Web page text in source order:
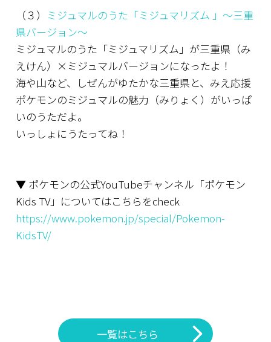
新着情報
（３） ミジュマルのうた「ミジュマリズム 」～三重
県バージョン～
ミジュマルのうた「ミジュマリズム」が三重県（み
えけん）×ミジュマルバージョンになったよ！
海や山など、しぜんがゆたかな三重県と、みえ応援
ポケモンのミジュマルの魅力（みりょく）がいっぱ
いのうただよ。
いっしょにうたってね！
▼ ポケモンの公式YouTubeチャンネル「ポケモン
Kids TV」についてはこちらをcheck
https://www.pokemon.jp/special/Pokemon-
KidsTV/
一覧はこちら